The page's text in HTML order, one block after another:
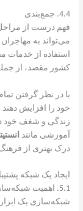
4.4. جمع‌بندی
فهم درست از
می‌تواند به
استفاده از خدمات
کشور مقصد، از
با در نظر گرفتن
خود را افزایش
زندگی و شغف خود
آموزشی مانند
درک بهتری از
ایجاد یک شبکه
5.1. اهمیت شبکه‌سازی در فرآیند مهاجرت
شبکه‌سازی یک